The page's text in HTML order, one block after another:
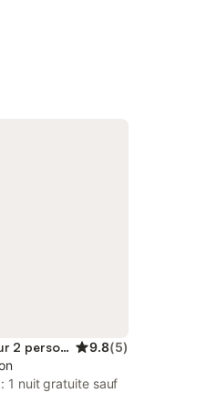
Chambre d’hôte pour 2 personnes 9.8(5)
1 nuit gratuite sauf